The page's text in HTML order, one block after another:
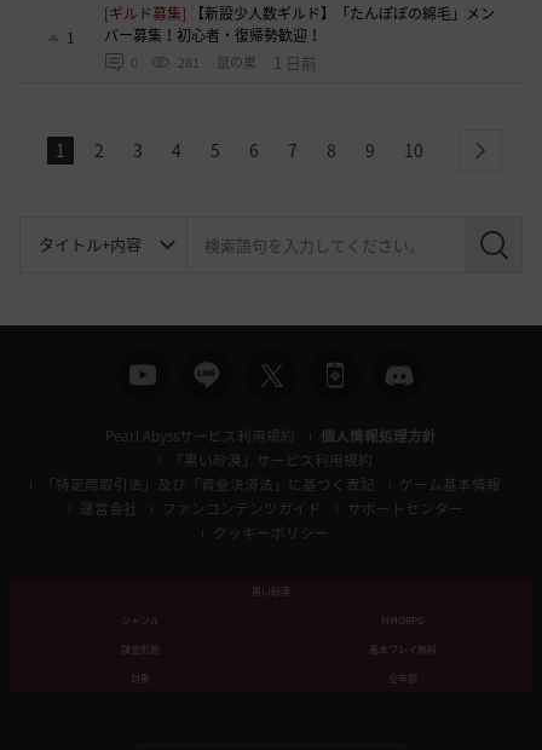
1
[ギルド募集]
【新設少人数ギルド】「たんぽぽの綿毛」メン
バー募集！初心者・復帰勢歓迎！
0 281 鼠の巣 1 日前
1 2 3 4 5 6 7 8 9 10 next
検
Pearl Abyssサービス利用規約
個人情報処理方針
「黒い砂漠」サービス利用規約
「特定商取引法」及び「資金決済法」に基づく表記
ゲーム基本情報
運営会社
ファンコンテンツガイド
サポートセンター
クッキーポリシー
黒い砂漠
ジャンル
MMORPG
課金形態
基本プレイ無料
対象
全年齢